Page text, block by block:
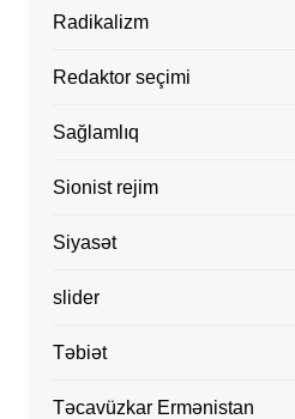
Radikalizm
Redaktor seçimi
Sağlamlıq
Sionist rejim
Siyasət
slider
Təbiət
Təcavüzkar Ermənistan